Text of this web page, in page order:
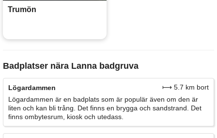
Trumön
Badplatser nära Lanna badgruva
Lögardammen
⟼ 5.7 km bort
Lögardammen är en badplats som är populär även om den är
liten och kan bli trång. Det finns en brygga och sandstrand. Det
finns ombytesrum, kiosk och utedass.